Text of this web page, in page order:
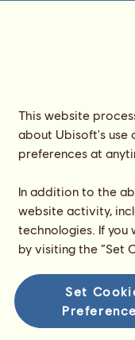
clasificaciones de
número mayor de
clasificación se actualiza
de logros significativos.
actualización: 7 Agosto
Competiciones de Monta
en carreras
en carreras
No hay nada que
This website
about Ubisoft's use
preferences at
In addition to the
website activity,
technologies. If you
by visiting the “Set
Set